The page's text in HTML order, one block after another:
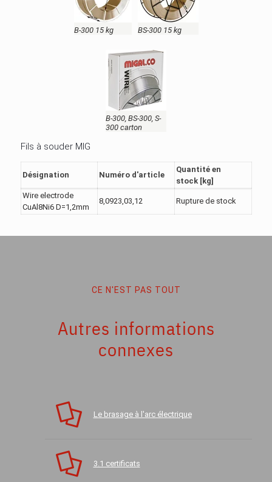
B-300 15 kg BS-300 15 kg
B-300, BS-300, S-
300 carton
Fils à souder MIG
Désignation Numéro d'article
Quantité en
stock [kg]
Wire electrode
CuAl8Ni6 D=1,2mm
8,0923,03,12 Rupture de stock
CE N'EST PAS TOUT
Autres informations
connexes
Le brasage à l'arc électrique
3.1 certificats